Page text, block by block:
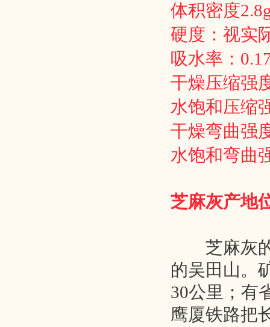
体积密度
硬度：视实
吸水率：
干燥压缩强
水饱和压缩
干燥弯曲强
水饱和弯曲
芝麻灰产地
芝麻灰的
的吴田山。
30公里；有
鹰厦铁路把